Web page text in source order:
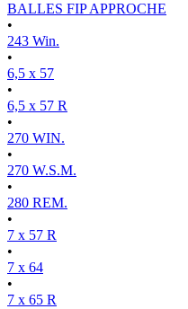
BALLES FIP APPROCHE
•
243 Win.
•
6,5 x 57
•
6,5 x 57 R
•
270 WIN.
•
270 W.S.M.
•
280 REM.
•
7 x 57 R
•
7 x 64
•
7 x 65 R